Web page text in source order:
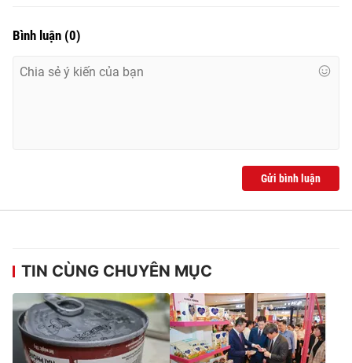
Bình luận (0)
Gửi bình luận
TIN CÙNG CHUYÊN MỤC